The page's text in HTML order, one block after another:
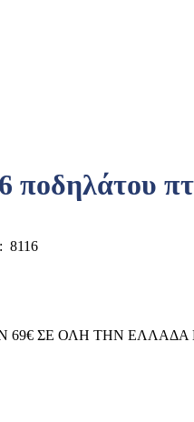
8116
69€ ΣΕ ΟΛΗ ΤΗΝ ΕΛΛΑΔΑ